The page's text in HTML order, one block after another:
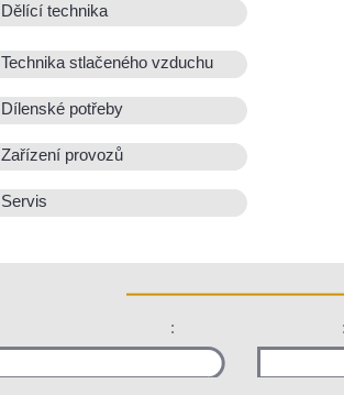
Dělící technika
Technika stlačeného vzduchu
Dílenské potřeby
Zařízení provozů
Servis
: